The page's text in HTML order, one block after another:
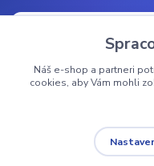
© 2024
Náš e-shop a partneri
cookies, aby Vám mohli